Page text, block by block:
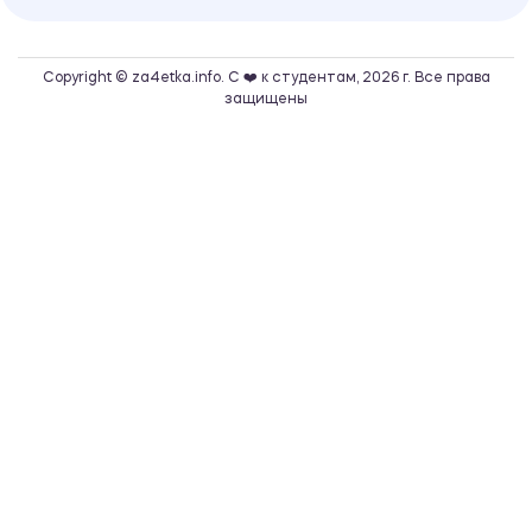
Copyright © za4etka.info. С ❤️ к студентам, 2026 г. Все права
защищены